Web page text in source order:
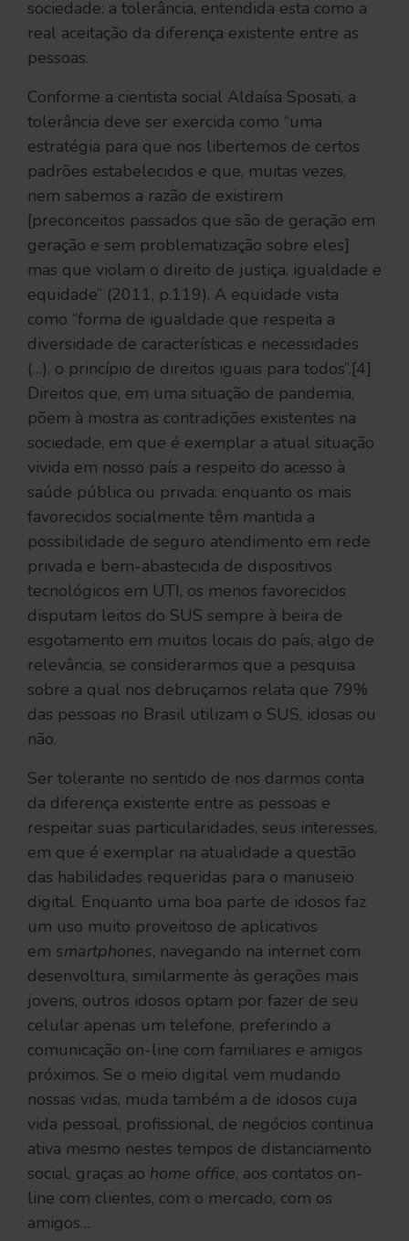
sociedade: a tolerância, entendida esta como a
real aceitação da diferença existente entre as
pessoas.
Conforme a cientista social Aldaísa Sposati, a
tolerância deve ser exercida como “uma
estratégia para que nos libertemos de certos
padrões estabelecidos e que, muitas vezes,
nem sabemos a razão de existirem
[preconceitos passados que são de geração em
geração e sem problematização sobre eles]
mas que violam o direito de justiça, igualdade e
equidade” (2011, p.119). A equidade vista
como “forma de igualdade que respeita a
diversidade de características e necessidades
(…). o princípio de direitos iguais para todos”.[4]
Direitos que, em uma situação de pandemia,
põem à mostra as contradições existentes na
sociedade, em que é exemplar a atual situação
vivida em nosso país a respeito do acesso à
saúde pública ou privada: enquanto os mais
favorecidos socialmente têm mantida a
possibilidade de seguro atendimento em rede
privada e bem-abastecida de dispositivos
tecnológicos em UTI, os menos favorecidos
disputam leitos do SUS sempre à beira de
esgotamento em muitos locais do país, algo de
relevância, se considerarmos que a pesquisa
sobre a qual nos debruçamos relata que 79%
das pessoas no Brasil utilizam o SUS, idosas ou
não.
Ser tolerante no sentido de nos darmos conta
da diferença existente entre as pessoas e
respeitar suas particularidades, seus interesses,
em que é exemplar na atualidade a questão
das habilidades requeridas para o manuseio
digital. Enquanto uma boa parte de idosos faz
um uso muito proveitoso de aplicativos
em smartphones, navegando na internet com
desenvoltura, similarmente às gerações mais
jovens, outros idosos optam por fazer de seu
celular apenas um telefone, preferindo a
comunicação on-line com familiares e amigos
próximos. Se o meio digital vem mudando
nossas vidas, muda também a de idosos cuja
vida pessoal, profissional, de negócios continua
ativa mesmo nestes tempos de distanciamento
social, graças ao home office, aos contatos on-
line com clientes, com o mercado, com os
amigos…